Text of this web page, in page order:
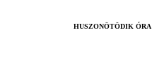
HUSZONÖTÖDIK ÓRA